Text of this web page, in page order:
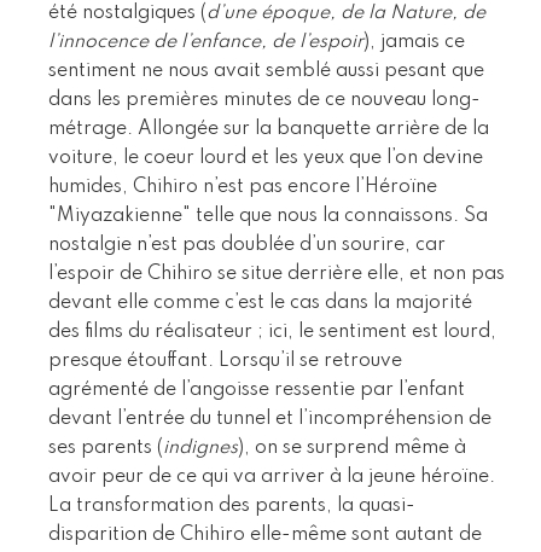
été nostalgiques (d’une époque, de la Nature, de
l’innocence de l’enfance, de l’espoir), jamais ce
sentiment ne nous avait semblé aussi pesant que
dans les premières minutes de ce nouveau long-
métrage. Allongée sur la banquette arrière de la
voiture, le coeur lourd et les yeux que l’on devine
humides, Chihiro n’est pas encore l’Héroïne
"Miyazakienne" telle que nous la connaissons. Sa
nostalgie n’est pas doublée d’un sourire, car
l’espoir de Chihiro se situe derrière elle, et non pas
devant elle comme c’est le cas dans la majorité
des films du réalisateur ; ici, le sentiment est lourd,
presque étouffant. Lorsqu’il se retrouve
agrémenté de l’angoisse ressentie par l’enfant
devant l’entrée du tunnel et l’incompréhension de
ses parents (indignes), on se surprend même à
avoir peur de ce qui va arriver à la jeune héroïne.
La transformation des parents, la quasi-
disparition de Chihiro elle-même sont autant de